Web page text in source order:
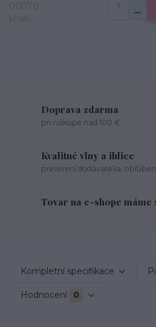
Doprava zdarma
pri nákupe nad 100 €
Kvalitné vlny a ihlice
preverení dodávatelia,
Tovar na e-shope máme
Kompletní specifikace
Hodnocení 0